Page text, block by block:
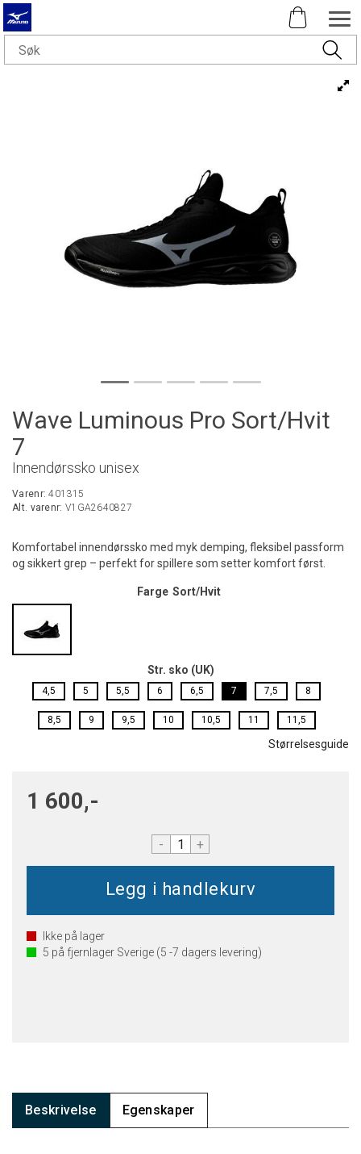
Wave Luminous Pro Sort/Hvit
7
Innendørssko unisex
Varenr:401315
Alt. varenr: V1GA2640827
Komfortabel innendørssko med myk demping, fleksibel passform
og sikkert grep – perfekt for spillere som setter komfort først.
Farge Sort/Hvit
Str. sko (UK)
4,5 5 5,5 6 6,5 7 7,5 8
8,5 9 9,5 10 10,5 11 11,5
Størrelsesguide
1 600,-
- +
Ikke på lager
5 på fjernlager Sverige (5 -7 dagers levering)
Beskrivelse Egenskaper